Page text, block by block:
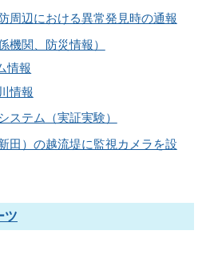
周辺における異常発見時の通報
機関、防災情報）
情報
情報
ステム（実証実験）
田）の越流堤に監視カメラを設
ツ